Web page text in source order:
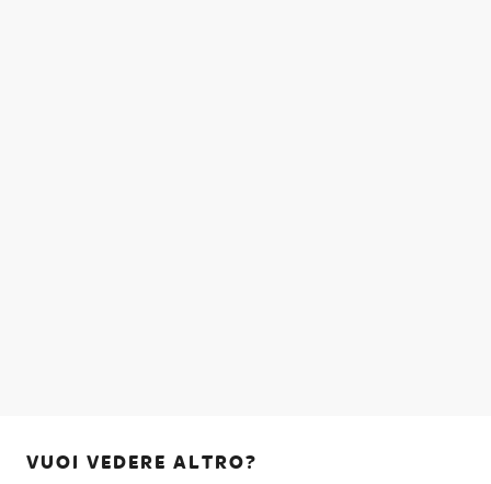
VUOI VEDERE ALTRO?